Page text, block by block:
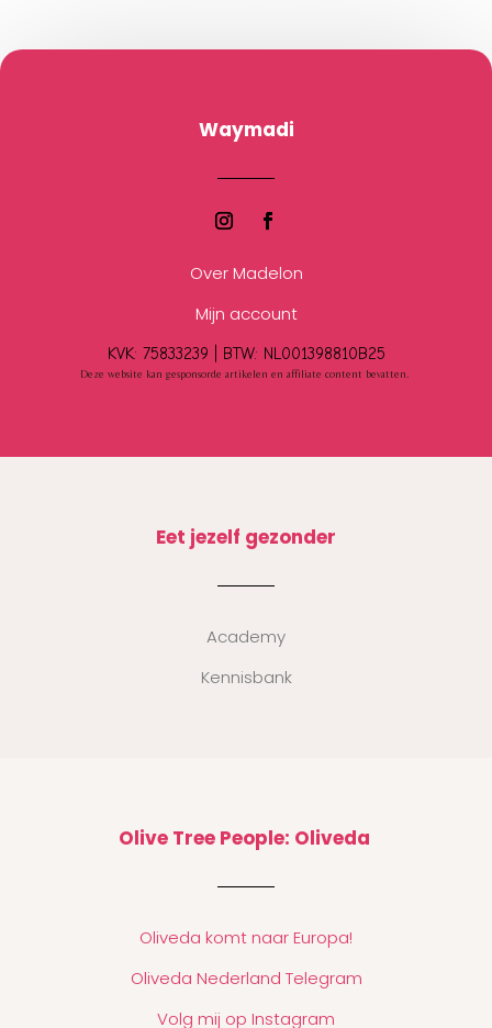
Waymadi
Over Madelon
Mijn account
KVK: 75833239 | BTW: NL001398810B25
Deze website kan gesponsorde artikelen en affiliate content bevatten.
Eet jezelf gezonder
Academy
Kennisbank
Olive Tree People: Oliveda
Oliveda komt naar Europa!
Oliveda Nederland Telegram
Volg mij op Instagram